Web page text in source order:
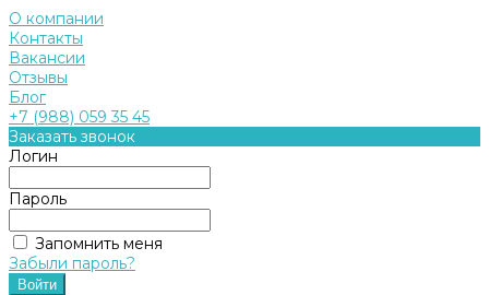
О компании
Контакты
Вакансии
Отзывы
Блог
+7 (988) 059 35 45
Заказать звонок
Логин
Пароль
Запомнить меня
Забыли пароль?